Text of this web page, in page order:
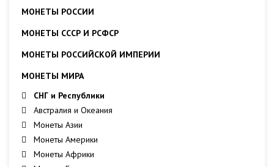
МОНЕТЫ РОССИИ
МОНЕТЫ СССР И РСФСР
МОНЕТЫ РОССИЙСКОЙ ИМПЕРИИ
МОНЕТЫ МИРА
СНГ и Республики
Австралия и Океания
Монеты Азии
Монеты Америки
Монеты Африки